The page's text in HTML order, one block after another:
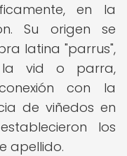
en la
Su origen se
latina "parrus",
vid o parra,
con la
de viñedos en
los
apellido.